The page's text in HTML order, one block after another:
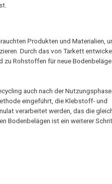
Produkten und Materialien,
Durch das von Tarkett
zu Rohstoffen für neue Bodenbeläge
auch nach der Nutzungsphase.
eingeführt, die Klebstoff- und
verarbeitet werden, das die
Bodenbelägen ist ein weiterer